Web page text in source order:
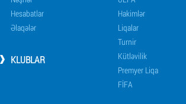
Hesabatlar
Əlaqələr
KLUBLAR
Hakimlər
Liqalar
Turnir
Kütləvilik
Premyer Liqa
FİFA